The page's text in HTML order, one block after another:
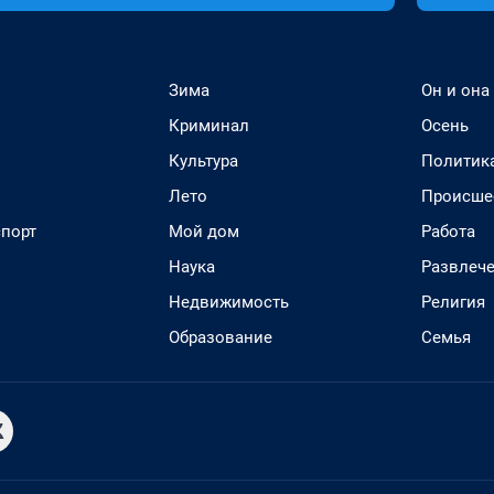
Зима
Криминал
Культура
Лето
Мой дом
Наука
Недвижимость
Образование
Он и она
Осень
Работа
Религия
Семья